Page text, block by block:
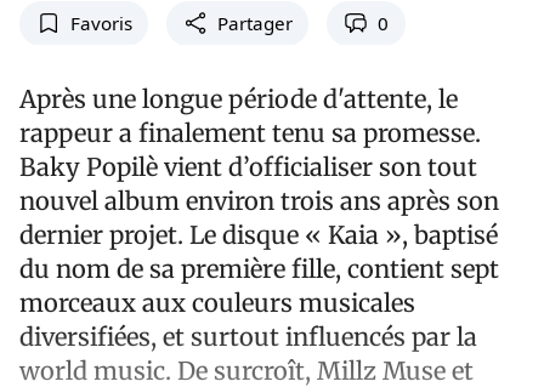
Favoris Partager 0
Après une longue période d'attente, le
rappeur a finalement tenu sa promesse.
Baky Popilè vient d’officialiser son tout
nouvel album environ trois ans après son
dernier projet. Le disque « Kaia », baptisé
du nom de sa première fille, contient sept
morceaux aux couleurs musicales
diversifiées, et surtout influencés par la
world music. De surcroît, Millz Muse et